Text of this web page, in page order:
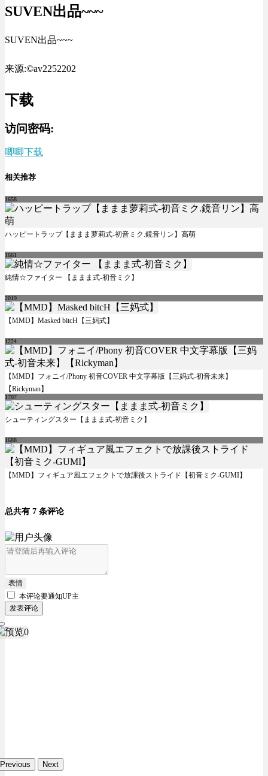
SUVEN出品~~~
SUVEN出品~~~
来源:©av2252202
下载
访问密码:
唧唧下载
相关推荐
1658
ハッピートラップ【ままま萝莉式-初音ミク.鏡音リン】高萌
1661
純情☆ファイター 【ままま式-初音ミク】
2019
【MMD】Masked bitcH【三妈式】
1224
【MMD】フォニイ/Phony 初音COVER 中文字幕版【三妈式-初音未来】
【Rickyman】
1707
シューティングスター【ままま式-初音ミク】
1688
【MMD】フィギュア風エフェクトで放課後ストライド【初音ミク-GUMI】
总共有 7 条评论
表情
本评论要通知UP主
发表评论
Previous Next